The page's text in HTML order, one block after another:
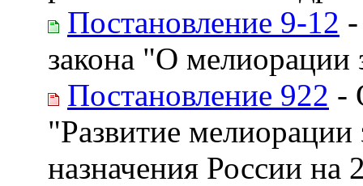
Постановление 9-12
закона "О мелиорации
Постановление 922 -
"Развитие мелиорации
назначения России на